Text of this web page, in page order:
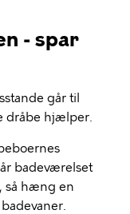
- spar
går til
dråbe hjælper.
badeværelset
så hæng en